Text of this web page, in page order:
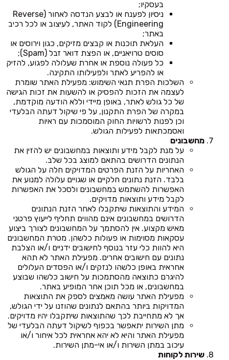
בעסקיו;
ניסיון לפענח או לבצע הנדסה לאחור (Reverse
Engineering) לקוד האתר, לעיצוב או לכל רכיב
באתר;
העלאת תוכנות או קבצים מזיקים, כגון וירוסים או
סוסים טרויאניים, או הפצת דואר זבל (Spam);
כל פעולה נוספת או אחרת שעלולה לפגוע, להזיק
או להפריע לאתר ולפעילותו התקינה.
השלכות הפרת תנאי השימוש: מפעילת האתר שומרת
לעצמה את הזכות להפסיק או להשעות את זכות הגישה
של כל גולש לאתר, באופן מיידי וללא הודעה מוקדמת,
במקרה של הפרת התקנון, על פי שיקול דעתה הבלעדי
וכן לפנות לרשויות החוק המוסמכות עם ראיות
ואסמכתאות לפעילות הגולש.
מחשבונים
על מנת לקבל מידע ותוצאות במחשבונים יש להזין את
הנתונים הדרושים בהתאם למוצג בכל שלב.
האחריות על הזנת הפרטים המדויקים חלה על הגולש
בלבד. הזנת נתונים חלקיים או שגויים עלולה למנוע את
האפשרות להשתמש במחשבונים ולסכל את האפשרות
לקבל מידע ותוצאות מדויקים.
המידע והתוצאות שיתקבלו לאחר הזנת הנתונים
הדרושים במחשבונים אינם מהווים תחליף לייעוץ פרטני
מאיש מקצוע. אין להסתמך על המחשבונים לצורך ביצוע
עסקאות מסוימות או פעולות כלשהן. מטרת המחשבונים
היא להוות כלי עזר בנוסף לחישובים ידניים ו/או הצלבת
נתונים עם חישובים אחרים. מפעילת האתר לא תהא
אחראית באופן כלשהו לנזקים ו/או הפסדים העלולים
להיגרם כתוצאה מהסתמכות על חישוב כלשהו שבוצע
במחשבונים, או מכל תוכן אחר המופיע באתר.
מפעילת האתר עושה מאמצים לספק את התוצאות
המדויקות ביותר בהתאם לנתונים שהוזנו על ידי הגולש,
אך לא מתחייבת לכך שהתוצאות שיתקבלו יהיו מדויקים.
מתן השירות יתאפשר בכפוף לשיקול דעתה הבלעדי של
מפעילת האתר והיא לא יהא אחראית לכל איחור ו/או
עיכוב במתן השירות ו/או אי-מתן השירות.
שירות לקוחות